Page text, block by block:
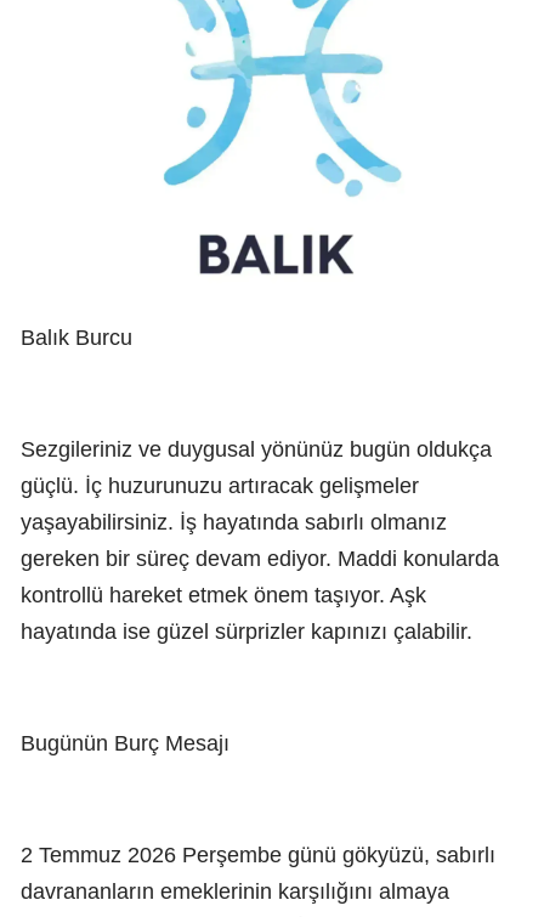
Balık Burcu
Sezgileriniz ve duygusal yönünüz bugün oldukça
güçlü. İç huzurunuzu artıracak gelişmeler
yaşayabilirsiniz. İş hayatında sabırlı olmanız
gereken bir süreç devam ediyor. Maddi konularda
kontrollü hareket etmek önem taşıyor. Aşk
hayatında ise güzel sürprizler kapınızı çalabilir.
Bugünün Burç Mesajı
2 Temmuz 2026 Perşembe günü gökyüzü, sabırlı
davrananların emeklerinin karşılığını almaya